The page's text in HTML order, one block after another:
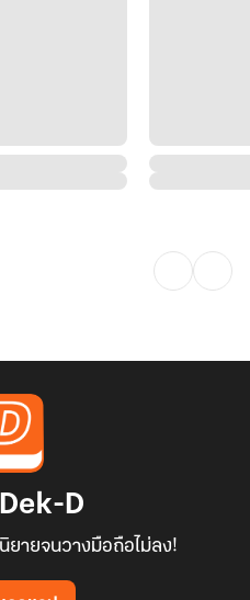
D
ายจนวางมือถือไม่ลง!